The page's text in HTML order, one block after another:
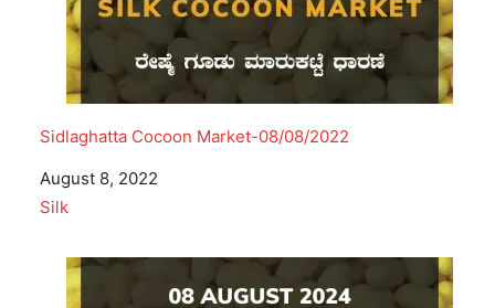
Sidlaghatta Cocoon Market-08/08/2022
Date
August 8, 2022
In relation to
Silk